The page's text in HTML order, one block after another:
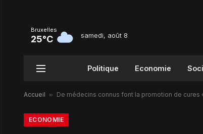
Bruxelles
25°C samedi, août 8
Politique Economie
Accueil » De médecins connus font la promotion de cures
ECONOMIE